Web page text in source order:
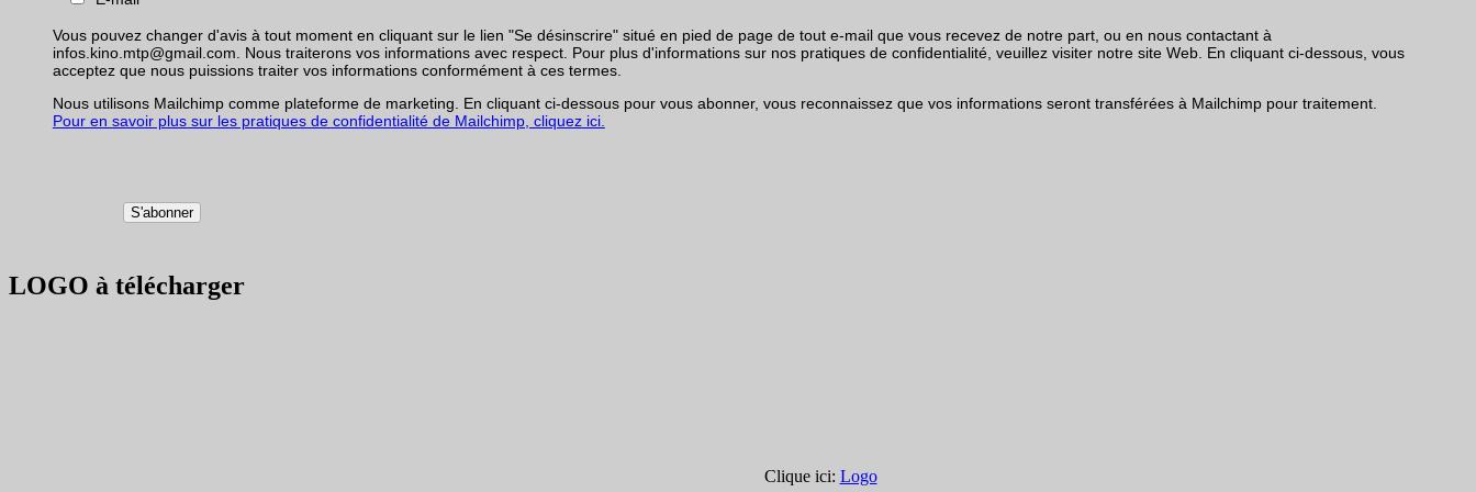
Vous pouvez changer d'avis à tout moment en cliquant sur le lien "Se désinscrire" situé en pied de page de tout e-mail que vous recevez de notre part, ou en nous contactant à
infos.kino.mtp@gmail.com. Nous traiterons vos informations avec respect. Pour plus d'informations sur nos pratiques de confidentialité, veuillez visiter notre site Web. En cliquant ci-dessous, vous
acceptez que nous puissions traiter vos informations conformément à ces termes.
Nous utilisons Mailchimp comme plateforme de marketing. En cliquant ci-dessous pour vous abonner, vous reconnaissez que vos informations seront transférées à Mailchimp pour traitement.
Pour en savoir plus sur les pratiques de confidentialité de Mailchimp, cliquez ici.
LOGO à télécharger
Clique ici: Logo